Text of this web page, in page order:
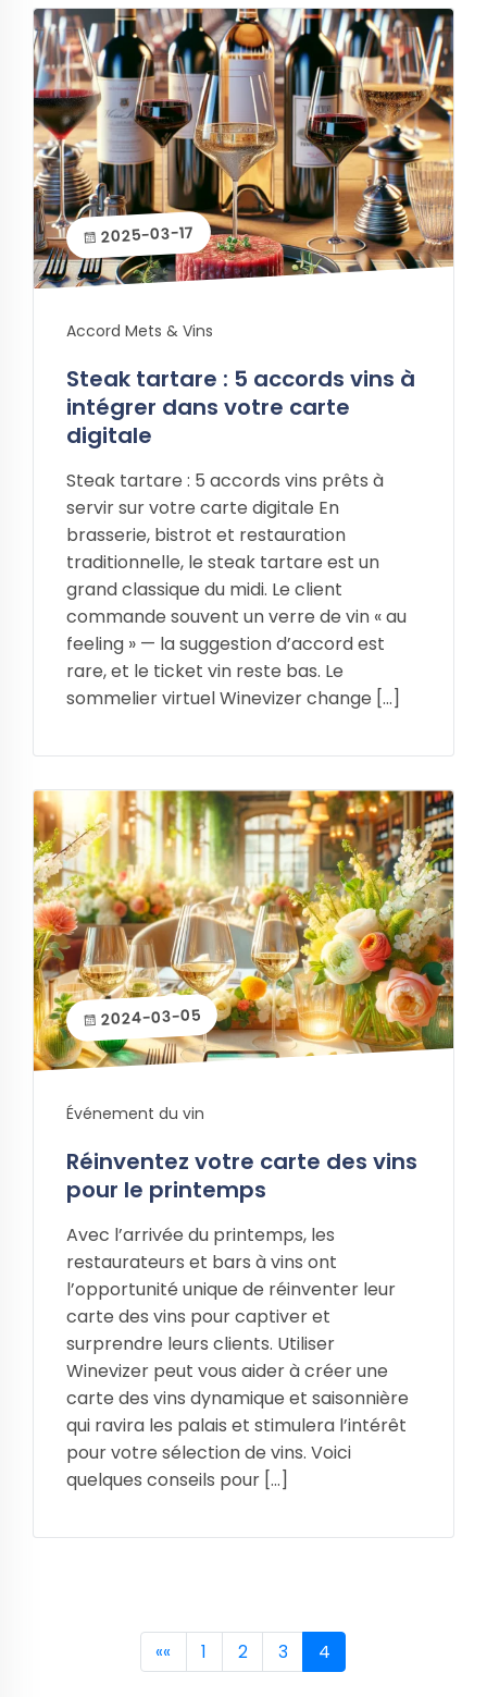
2025-03-17
Accord Mets & Vins
Steak tartare : 5 accords vins à
intégrer dans votre carte
digitale
Steak tartare : 5 accords vins prêts à
servir sur votre carte digitale En
brasserie, bistrot et restauration
traditionnelle, le steak tartare est un
grand classique du midi. Le client
commande souvent un verre de vin « au
feeling » — la suggestion d’accord est
rare, et le ticket vin reste bas. Le
sommelier virtuel Winevizer change […]
2024-03-05
Événement du vin
Réinventez votre carte des vins
pour le printemps
Avec l’arrivée du printemps, les
restaurateurs et bars à vins ont
l’opportunité unique de réinventer leur
carte des vins pour captiver et
surprendre leurs clients. Utiliser
Winevizer peut vous aider à créer une
carte des vins dynamique et saisonnière
qui ravira les palais et stimulera l’intérêt
pour votre sélection de vins. Voici
quelques conseils pour […]
«« 1 2 3 4